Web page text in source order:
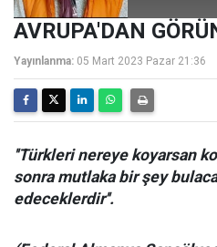
AVRUPA'DAN
Yayınlanma: 05 Mart 2023 Pazar 21:36
''Türkleri nereye koyarsan
sonra mutlaka bir şey
edeceklerdir''.